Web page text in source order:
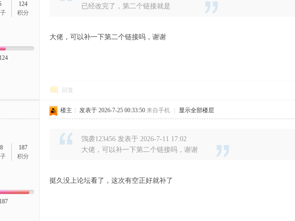
124
积分
124
已经改完了，第二个链接就是
大佬，可以补一下第二个链接吗，谢谢
回复
187
积分
187
楼主 发表于 2026-7-25 00:33:50 来自手机 显示全部楼层
鵼袭123456 发表于 2026-7-11 17:02
大佬，可以补一下第二个链接吗，谢谢
挺久没上论坛看了，这次有空正好就补了